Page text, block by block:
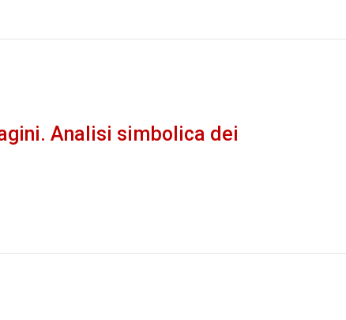
Analisi simbolica dei